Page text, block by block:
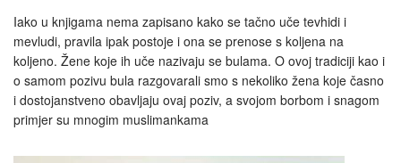
Iako u knjigama nema zapisano kako se tačno uče tevhidi i
mevludi, pravila ipak postoje i ona se prenose s koljena na
koljeno. Žene koje ih uče nazivaju se bulama. O ovoj tradiciji kao i
o samom pozivu bula razgovarali smo s nekoliko žena koje časno
i dostojanstveno obavljaju ovaj poziv, a svojom borbom i snagom
primjer su mnogim muslimankama